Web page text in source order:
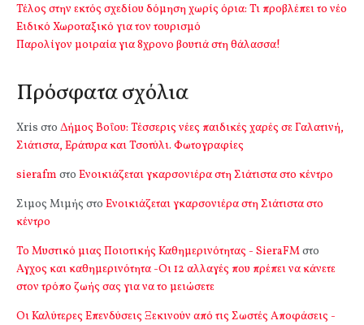
Τέλος στην εκτός σχεδίου δόμηση χωρίς όρια: Τι προβλέπει το νέο
Ειδικό Χωροταξικό για τον τουρισμό
Παρολίγον μοιραία για 8χρονο βουτιά στη θάλασσα!
Πρόσφατα σχόλια
Xris στο Δήμος Βοΐου: Τέσσερις νέες παιδικές χαρές σε Γαλατινή,
Σιάτιστα, Εράτυρα και Τσοτύλι. Φωτογραφίες
sierafm στο Ενοικιάζεται γκαρσονιέρα στη Σιάτιστα στο κέντρο
Σιμος Μιμής στο Ενοικιάζεται γκαρσονιέρα στη Σιάτιστα στο
κέντρο
Το Μυστικό μιας Ποιοτικής Καθημερινότητας - SieraFMστο
Αγχος και καθημερινότητα -Οι 12 αλλαγές που πρέπει να κάνετε
στον τρόπο ζωής σας για να το μειώσετε
Οι Καλύτερες Επενδύσεις Ξεκινούν από τις Σωστές Αποφάσεις -